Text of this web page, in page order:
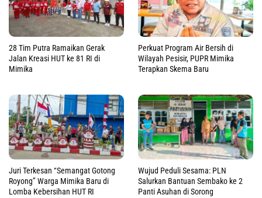
28 Tim Putra Ramaikan Gerak
Jalan Kreasi HUT ke 81 RI di
Mimika
Perkuat Program Air Bersih di
Wilayah Pesisir, PUPR Mimika
Terapkan Skema Baru
Juri Terkesan “Semangat Gotong
Royong” Warga Mimika Baru di
Lomba Kebersihan HUT RI
Wujud Peduli Sesama: PLN
Salurkan Bantuan Sembako ke 2
Panti Asuhan di Sorong